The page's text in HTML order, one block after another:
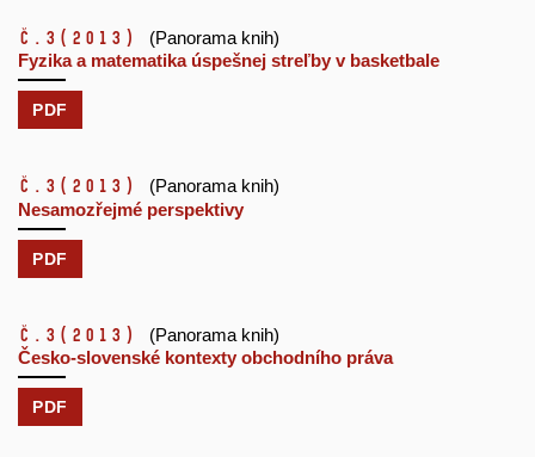
č.3 (2013)
(Panorama knih)
Fyzika a matematika úspešnej streľby v basketbale
PDF
č.3 (2013)
(Panorama knih)
Nesamozřejmé perspektivy
PDF
č.3 (2013)
(Panorama knih)
Česko-slovenské kontexty obchodního práva
PDF